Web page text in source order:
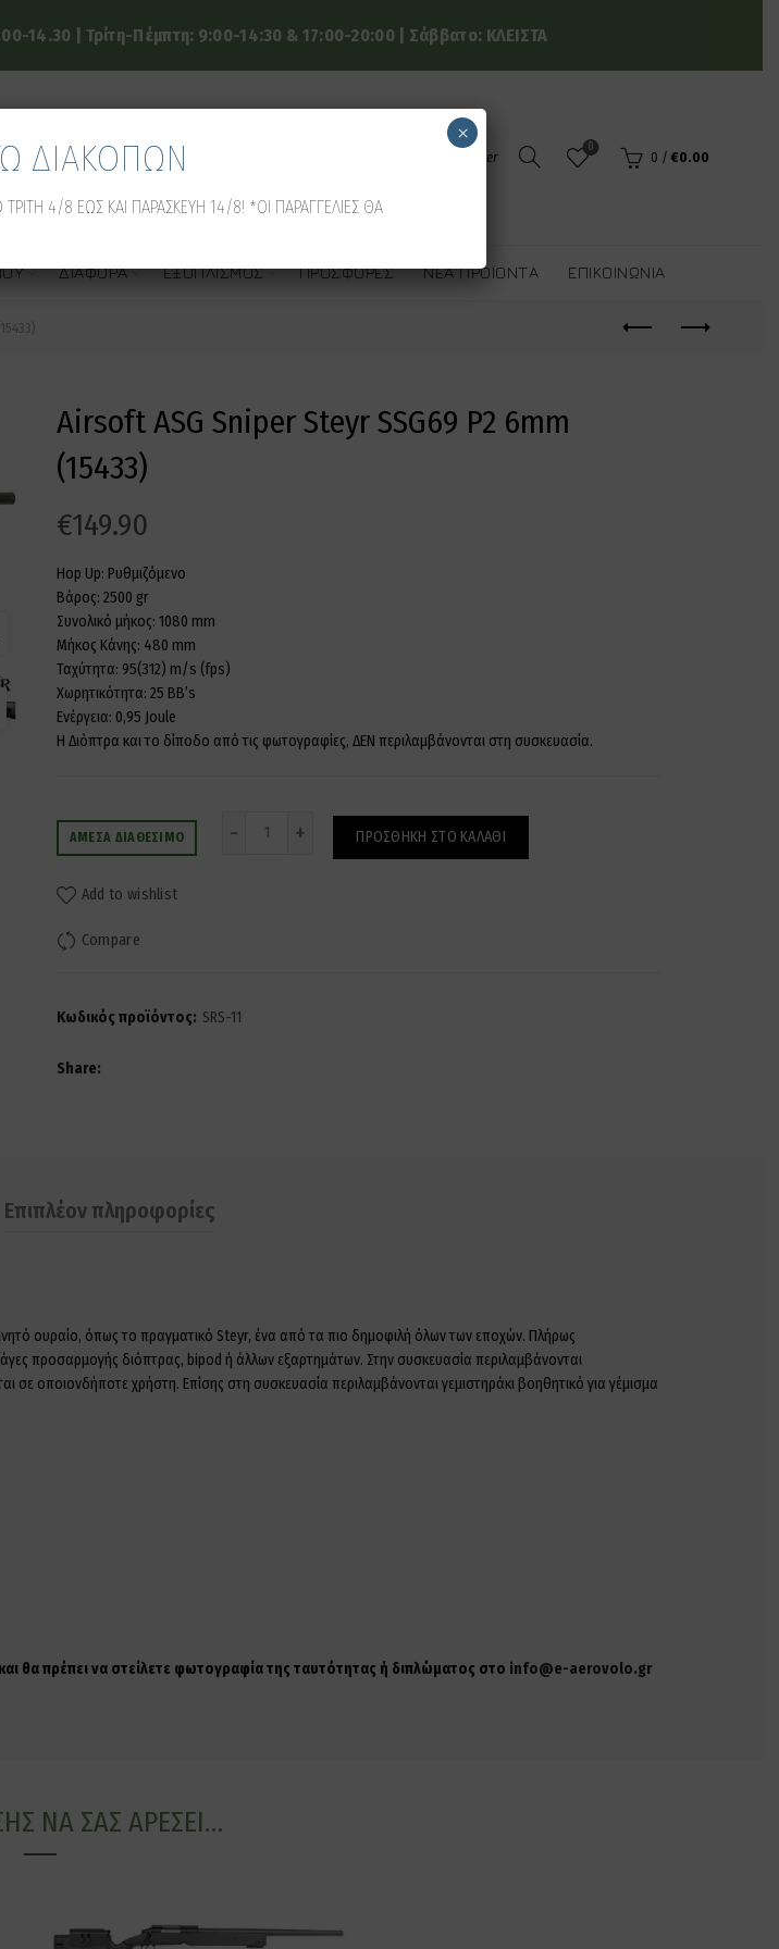
14.30 | Τρίτη-Πέμπτη: 9:00-14:30 & 17:00-20:00 | Σάββατο: ΚΛΕΙΣΤΑ
Login / Register
0
0 / €0.00
ΔΙΆΦΟΡΑ ΕΞΟΠΛΙΣΜΌΣ ΠΡΟΣΦΟΡΈΣ ΝΈΑ ΠΡΟΪΌΝΤΑ ΕΠΙΚΟΙΝΩΝΊΑ
Airsoft ASG Sniper Steyr SSG69 P2 6mm
(15433)
€149.90
Hop Up: Ρυθμιζόμενο
Βάρος: 2500 gr
Συνολικό μήκος: 1080 mm
Μήκος Κάνης: 480 mm
Ταχύτητα: 95(312) m/s (fps)
Χωρητικότητα: 25 BB’s
Ενέργεια: 0,95 Joule
Η Διόπτρα και το δίποδο από τις φωτογραφίες, ΔΕΝ περιλαμβάνονται στη συσκευασία.
ΆΜΕΣΑ ΔΙΑΘΈΣΙΜΟ
ΠΡΟΣΘΉΚΗ ΣΤΟ ΚΑΛΆΘΙ
Add to wishlist
Compare
Κωδικός προϊόντος: SRS-11
Share
Επιπλέον πληροφορίες
ουραίο, όπως το πραγματικό Steyr, ένα από τα πιο δημοφιλή όλων των εποχών. Πλήρως
προσαρμογής διόπτρας, bipod ή άλλων εξαρτημάτων. Στην συσκευασία περιλαμβάνονται
οποιονδήποτε χρήστη. Επίσης στη συσκευασία περιλαμβάνονται γεμιστηράκι βοηθητικό για γέμισμα
θα πρέπει να στείλετε φωτογραφία της ταυτότητας ή διπλώματος στο info@e-aerovolo.gr
ΝΑ ΣΑΣ ΑΡΈΣΕΙ…
ΔΙΑΚΟΠΩΝ
4/8 ΕΩΣ ΚΑΙ ΠΑΡΑΣΚΕΥΗ 14/8! *ΟΙ ΠΑΡΑΓΓΕΛΙΕΣ ΘΑ
×